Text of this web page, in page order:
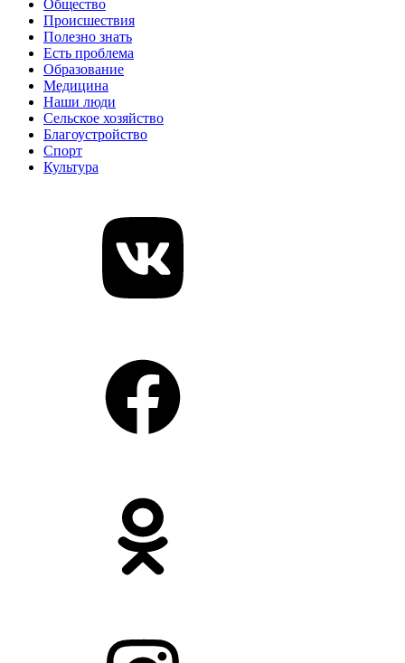
Общество
Происшествия
Полезно знать
Есть проблема
Образование
Медицина
Наши люди
Сельское хозяйство
Благоустройство
Спорт
Культура